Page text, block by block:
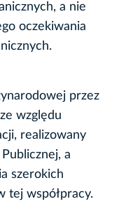
a nie
oczekiwania
przez
względu
realizowany
a
szerokich
tej współpracy.